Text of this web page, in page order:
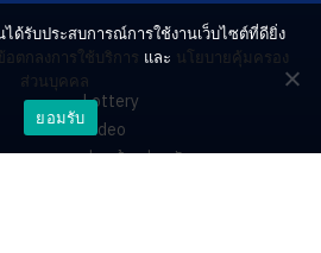
Lottery
Video
ร่วมด้วยช่วยกัน
ด้รับประสบการณ์การใช้งานเว็บไซต์ที่ดียิ่ง
อตกลงการใช้บริการ และ นโยบายคุ้มครอง
ส่วนบุคคล
ยอมรับ